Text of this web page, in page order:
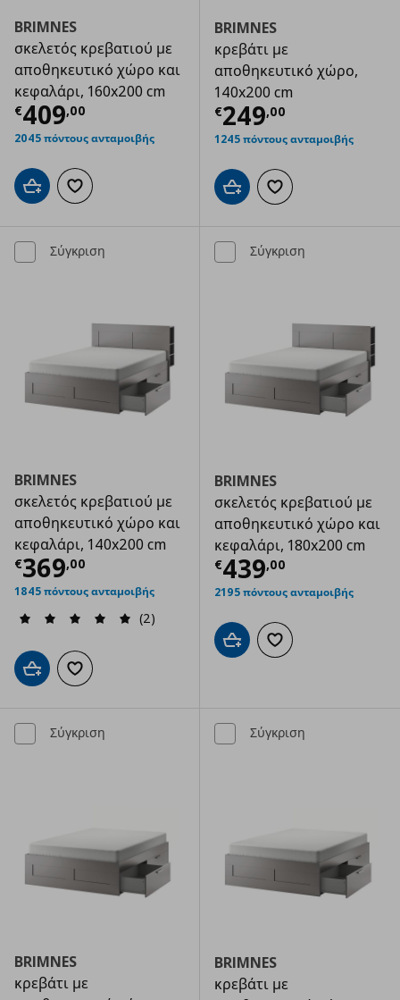
BRIMNES
σκελετός κρεβατιού με
αποθηκευτικό χώρο και
κεφαλάρι, 160x200 cm
€409,00
Τρέχουσα τιμή € 409,00
2045 πόντους ανταμοιβής
Προσθήκη στο καλάθι
Προσθήκη στα αγαπημένα
BRIMNES
κρεβάτι με
αποθηκευτικό χώρο,
140x200 cm
€249,00
Τρέχουσα
1245 πόντους ανταμοιβής
Προσθήκη στο καλάθι
Προσθήκη στα
Σύγκριση
BRIMNES
σκελετός κρεβατιού με
αποθηκευτικό χώρο και
κεφαλάρι, 140x200 cm
€369,00
Τρέχουσα τιμή € 369,00
1845 πόντους ανταμοιβής
(2)
Προσθήκη στο καλάθι
Προσθήκη στα αγαπημένα
Σύγκριση
BRIMNES
σκελετός κρεβατιού με
αποθηκευτικό χώρο και
κεφαλάρι, 180x200 cm
€439,00
Τρέχουσα
2195 πόντους ανταμοιβής
Προσθήκη στο καλάθι
Προσθήκη στα
Σύγκριση
BRIMNES
κρεβάτι με
Σύγκριση
BRIMNES
κρεβάτι με